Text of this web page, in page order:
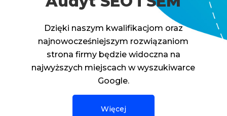
Strony internetowe
Projektujemy strony internetowe, landing
page, newslettery i witryny sklepów
internetowych. Zajmujemy się też
wdrożeniem oraz pozycjonowaniem
zaprojektowanych stron. Odpowiednio
pozwala na zwiększenie konwersji oraz